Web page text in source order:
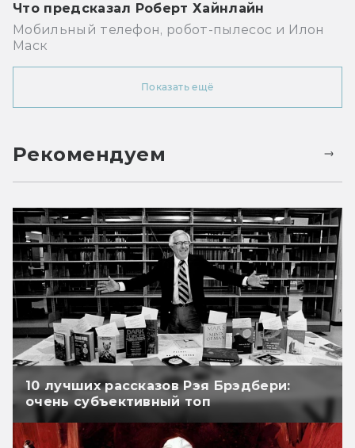
Что предсказал Роберт Хайнлайн
Мобильный телефон, робот-пылесос и Илон
Маск
Показать ещё
Рекомендуем
10 лучших рассказов Рэя Брэдбери:
очень субъективный топ